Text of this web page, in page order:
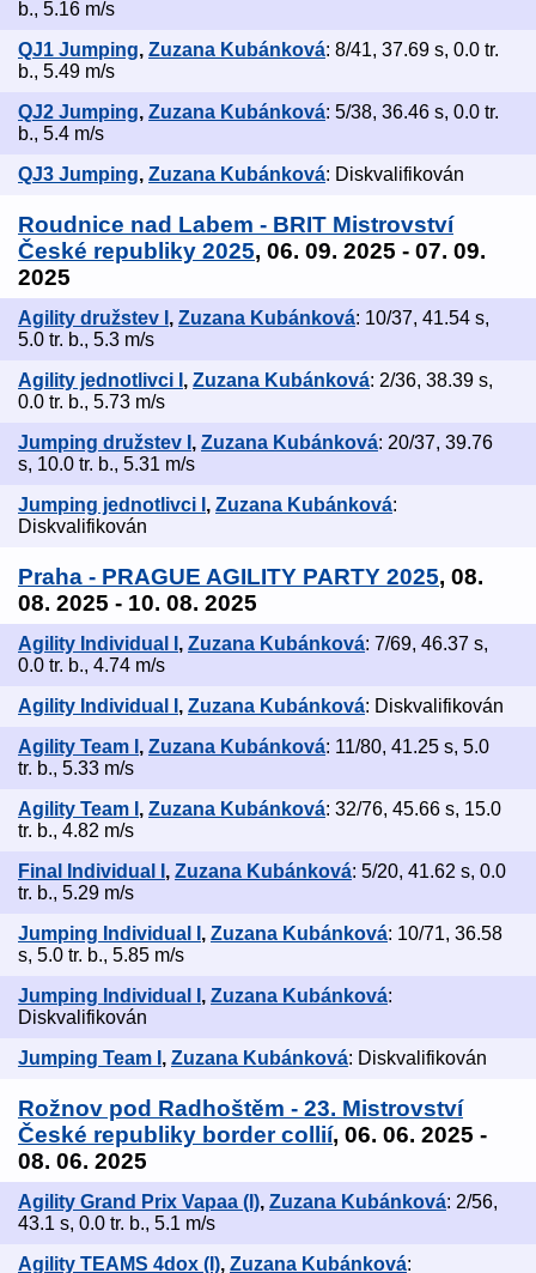
b., 5.16 m/s
QJ1 Jumping, Zuzana Kubánková: 8/41, 37.69 s, 0.0 tr.
b., 5.49 m/s
QJ2 Jumping, Zuzana Kubánková: 5/38, 36.46 s, 0.0 tr.
b., 5.4 m/s
QJ3 Jumping, Zuzana Kubánková: Diskvalifikován
Roudnice nad Labem - BRIT Mistrovství
České republiky 2025, 06. 09. 2025 - 07. 09.
2025
Agility družstev I , Zuzana Kubánková: 10/37, 41.54 s,
5.0 tr. b., 5.3 m/s
Agility jednotlivci I , Zuzana Kubánková: 2/36, 38.39 s,
0.0 tr. b., 5.73 m/s
Jumping družstev I , Zuzana Kubánková: 20/37, 39.76
s, 10.0 tr. b., 5.31 m/s
Jumping jednotlivci I , Zuzana Kubánková:
Diskvalifikován
Praha - PRAGUE AGILITY PARTY 2025, 08.
08. 2025 - 10. 08. 2025
Agility Individual I , Zuzana Kubánková: 7/69, 46.37 s,
0.0 tr. b., 4.74 m/s
Agility Individual I , Zuzana Kubánková: Diskvalifikován
Agility Team I , Zuzana Kubánková: 11/80, 41.25 s, 5.0
tr. b., 5.33 m/s
Agility Team I , Zuzana Kubánková: 32/76, 45.66 s, 15.0
tr. b., 4.82 m/s
Final Individual I , Zuzana Kubánková: 5/20, 41.62 s, 0.0
tr. b., 5.29 m/s
Jumping Individual I , Zuzana Kubánková: 10/71, 36.58
s, 5.0 tr. b., 5.85 m/s
Jumping Individual I , Zuzana Kubánková:
Diskvalifikován
Jumping Team I , Zuzana Kubánková: Diskvalifikován
Rožnov pod Radhoštěm - 23. Mistrovství
České republiky border collií, 06. 06. 2025 -
08. 06. 2025
Agility Grand Prix Vapaa (I), Zuzana Kubánková: 2/56,
43.1 s, 0.0 tr. b., 5.1 m/s
Agility TEAMS 4dox (I), Zuzana Kubánková: